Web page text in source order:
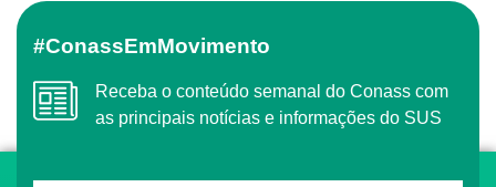
#ConassEmMovimento
Receba o conteúdo semanal do Conass com
as principais notícias e informações do SUS